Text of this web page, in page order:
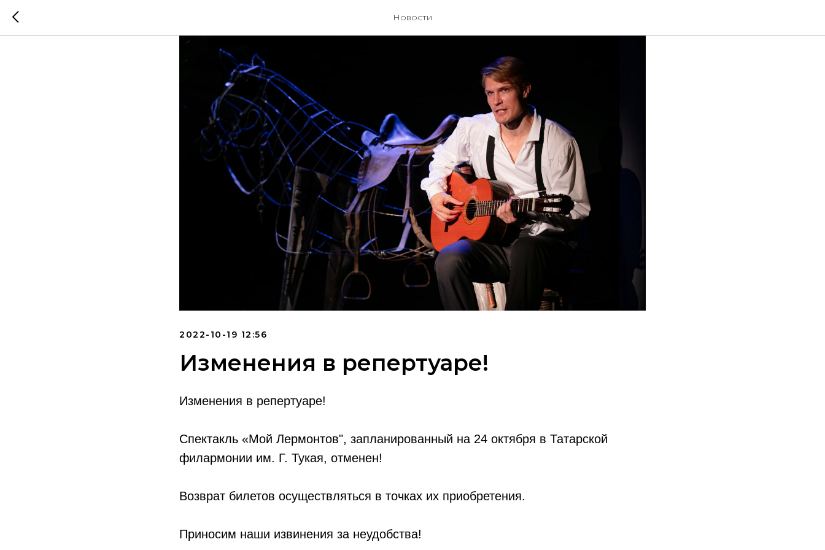
Новости
2022-10-19 12:56
Изменения в репертуаре!
Изменения в репертуаре!
Спектакль «Мой Лермонтов", запланированный на 24 октября в Татарской
филармонии им. Г. Тукая, отменен!
Возврат билетов осуществляться в точках их приобретения.
Приносим наши извинения за неудобства!